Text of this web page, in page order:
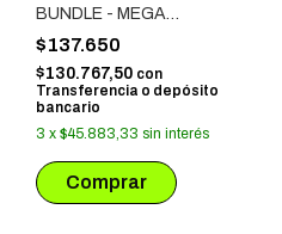
BUNDLE - MEGA
EVOLUTION: PERFECT
ORDER
$137.650
$130.767,50 con
Transferencia o depósito
bancario
3 x $45.883,33 sin interés